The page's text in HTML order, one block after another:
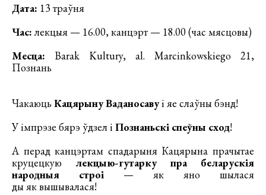
Дата: 13 траўня
Час:лекцыя — 16.00, канцэрт — 18.00 (час мясцовы)
Месца: Barak Kultury, al. Marcinkowskiego 21,
Познань
ЧакаюцьКацярыну Ваданосавуі яе слаўны бэнд!
У імпрэзе бярэ ўдзел і Познаньскі спеўны сход!
А перад канцэртам спадарыня Кацярына прачытае
круцецкую лекцыю-гутарку пра беларускія
народныя строі — як яно шылася
ды як вышывалася!